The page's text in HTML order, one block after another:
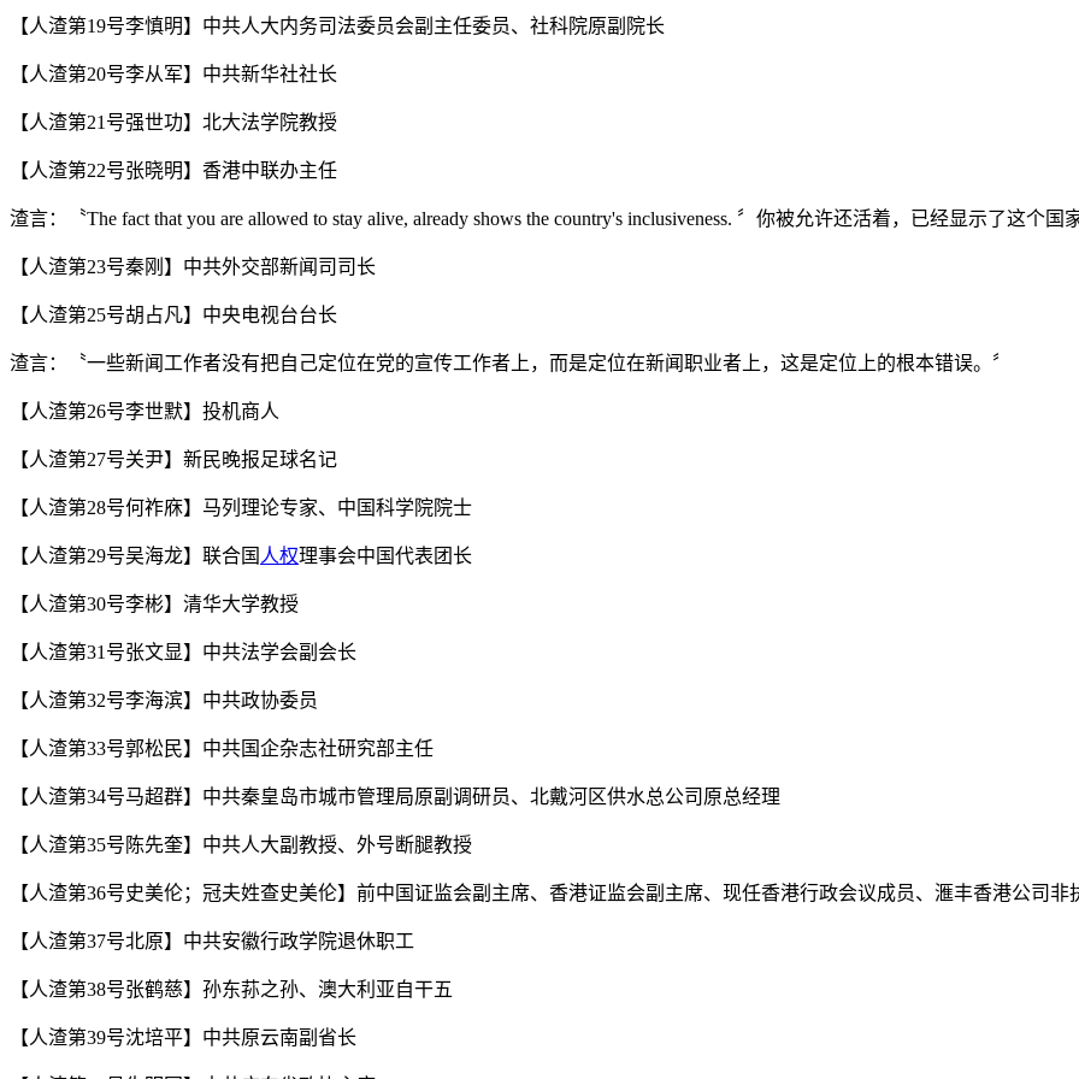
【人渣第19号李慎明】中共人大内务司法委员会副主任委员、社科院原副院长
【人渣第20号李从军】中共新华社社长
【人渣第21号强世功】北大法学院教授
【人渣第22号张晓明】香港中联办主任
渣言：〝The fact that you are allowed to stay alive, already shows the country's inclusiveness. 〞你被允许还活着，已经显示了这个国
【人渣第23号秦刚】中共外交部新闻司司长
【人渣第25号胡占凡】中央电视台台长
渣言：〝一些新闻工作者没有把自己定位在党的宣传工作者上，而是定位在新闻职业者上，这是定位上的根本错误。〞
【人渣第26号李世默】投机商人
【人渣第27号关尹】新民晚报足球名记
【人渣第28号何祚庥】马列理论专家、中国科学院院士
【人渣第29号吴海龙】联合国 人权理事会中国代表团长
【人渣第30号李彬】清华大学教授
【人渣第31号张文显】中共法学会副会长
【人渣第32号李海滨】中共政协委员
【人渣第33号郭松民】中共国企杂志社研究部主任
【人渣第34号马超群】中共秦皇岛市城市管理局原副调研员、北戴河区供水总公司原总经理
【人渣第35号陈先奎】中共人大副教授、外号断腿教授
【人渣第36号史美伦；冠夫姓查史美伦】前中国证监会副主席、香港证监会副主席、现任香港行政会议成员、滙丰香港公司
【人渣第37号北原】中共安徽行政学院退休职工
【人渣第38号张鹤慈】孙东荪之孙、澳大利亚自干五
【人渣第39号沈培平】中共原云南副省长